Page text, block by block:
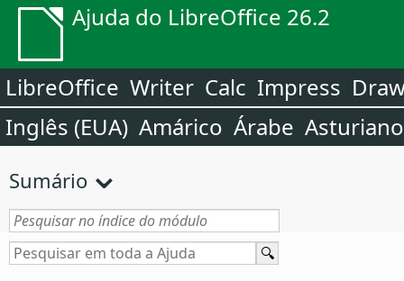
Ajuda do LibreOffice 26.2
LibreOffice Writer Calc Impress
Inglês (EUA) Amárico Árabe Asturiano
Sumário